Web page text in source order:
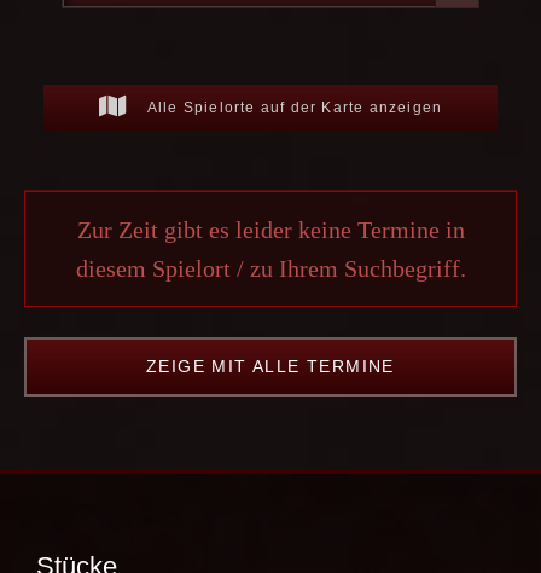
Alle Spielorte auf der Karte anzeigen
Zur Zeit gibt es leider keine Termine in
diesem Spielort / zu Ihrem Suchbegriff.
ZEIGE MIT ALLE TERMINE
Stücke